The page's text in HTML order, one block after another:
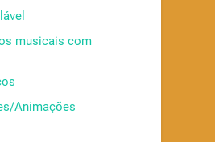
musicais com
Animações